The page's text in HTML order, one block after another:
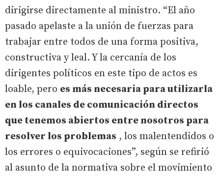
dirigirse directamente al ministro. “El año
pasado apelaste a la unión de fuerzas para
trabajar entre todos de una forma positiva,
constructiva y leal. Y la cercanía de los
dirigentes políticos en este tipo de actos es
loable, pero es más necesaria para utilizarla
en los canales de comunicación directos
que tenemos abiertos entre nosotros para
resolver los problemas , los malentendidos o
los errores o equivocaciones”, según se refirió
al asunto de la normativa sobre el movimiento